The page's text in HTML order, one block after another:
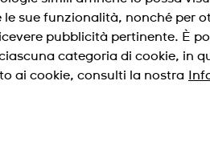
sue funzionalità, nonché per
pubblicità pertinente. È
categoria di cookie, in
ai cookie, consulti la nostra